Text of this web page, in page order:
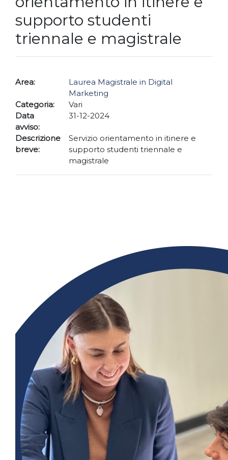
supporto studenti
triennale e magistrale
Area:
Laurea Magistrale in Digital
Marketing
Categoria:
Vari
Data
avviso:
31-12-2024
Descrizione
breve:
Servizio orientamento in itinere e
supporto studenti triennale e
magistrale